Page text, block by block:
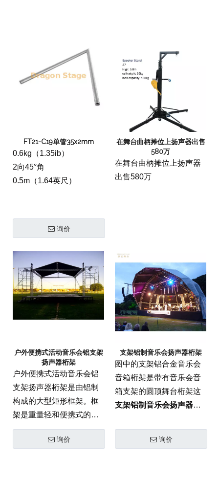
FT21-C19单管35x2mm
0.6kg（1.35ib）
2向45°角
0.5m（1.64英尺）
询价
在舞台曲柄摊位上扬声器出售
580万
在舞台曲柄摊位上扬声器
出售580万
户外便携式活动音乐会铝支架
扬声器桁架
户外便携式活动音乐会铝
支架扬声器桁架是由铝制
构成的大型矩形框架。框
架是重量轻和便携式的，
具有独特的设计，可以快
速组装和拆卸它。框架由
询价
支架铝制音乐会扬声器桁架
图中的支架铝合金音乐会
音箱桁架是带有音乐会音
箱支架的圆顶舞台桁架这
支架铝制音乐会扬声器桁
系统，专为大规模制作中
询价